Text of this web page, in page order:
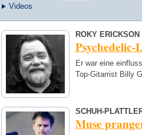
Videos
ROKY ERICKSON
Psychedelic-
Er war eine
Top-Gitarrist Billy
SCHUH-
Muse